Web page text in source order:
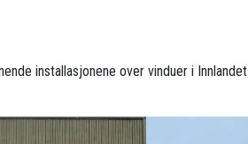
installasjonene over vinduer i Innlandet